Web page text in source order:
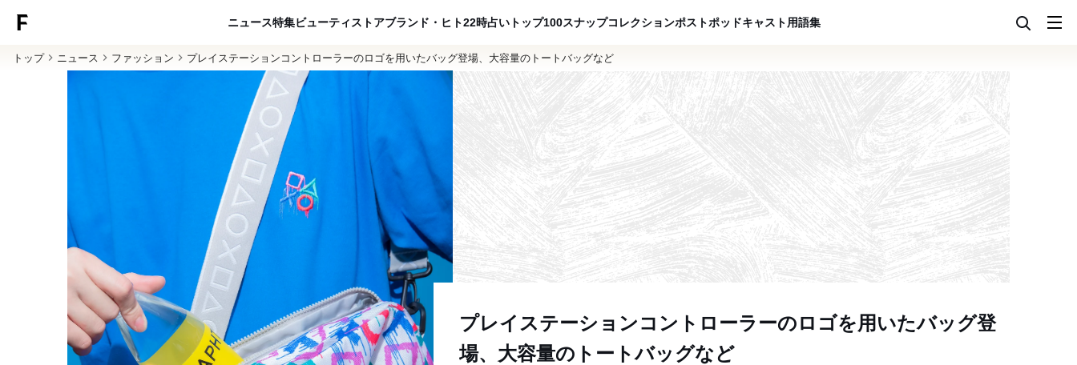
ニュース特集ビューティ ストアブランド・ヒト22時占い トップ100スナップコレクションポストポッドキャスト用語集
トップ ニュース ファッション プレイステーションコントローラーのロゴを用いたバッグ登場、大容量のトートバッグなど
プレイステーションコントローラーのロゴを用いたバッグ登
場、大容量のトートバッグなど